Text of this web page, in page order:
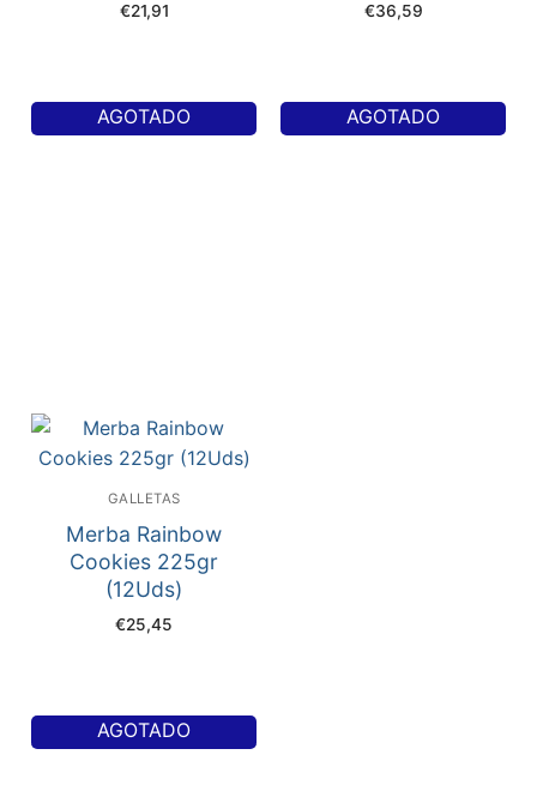
€21,91
AGOTADO
€36,59
AGOTADO
GALLETAS
Merba Rainbow
Cookies 225gr
(12Uds)
€25,45
AGOTADO